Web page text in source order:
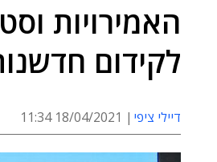
האמירויות
לקידום
דיילי ציפי 18/04/2021 11:34